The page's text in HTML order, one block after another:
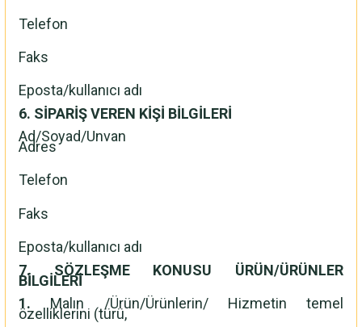
Telefon
Faks
Eposta/kullanıcı adı
6. SİPARİŞ VEREN KİŞİ BİLGİLERİ
Ad/Soyad/Unvan
Adres
Telefon
Faks
Eposta/kullanıcı adı
7. SÖZLEŞME KONUSU ÜRÜN/ÜRÜNLER
BİLGİLERİ
1. Malın /Ürün/Ürünlerin/ Hizmetin temel
özelliklerini (türü,